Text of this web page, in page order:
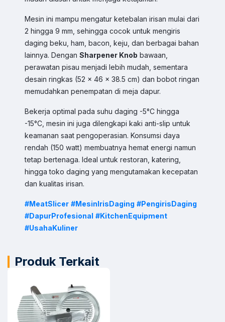
Mesin ini mampu mengatur ketebalan irisan mulai dari
2 hingga 9 mm, sehingga cocok untuk mengiris
daging beku, ham, bacon, keju, dan berbagai bahan
lainnya. Dengan Sharpener Knob bawaan,
perawatan pisau menjadi lebih mudah, sementara
desain ringkas (52 x 46 x 38.5 cm) dan bobot ringan
memudahkan penempatan di meja dapur.
Bekerja optimal pada suhu daging -5°C hingga
-15°C, mesin ini juga dilengkapi kaki anti-slip untuk
keamanan saat pengoperasian. Konsumsi daya
rendah (150 watt) membuatnya hemat energi namun
tetap bertenaga. Ideal untuk restoran, katering,
hingga toko daging yang mengutamakan kecepatan
dan kualitas irisan.
#MeatSlicer #MesinIrisDaging #PengirisDaging
#DapurProfesional #KitchenEquipment
#UsahaKuliner
Produk Terkait
Respon cepat untuk order, info produk, dan bantuan.
Sales
Hilmi
Jam Operasional 08.00–17.00
Dyah
Jam Operasional 08.00–17.00
Sofie
Jam Operasional 08.00–17.00
Chat WA
Admin
Support 24/7
Bantuan Operasional Di luar Jam Kerja